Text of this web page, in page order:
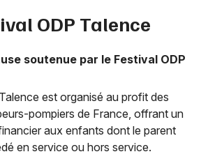
ODP Talence
soutenue par le Festival ODP
est organisé au profit des
pompiers de France, offrant un
aux enfants dont le parent
en service ou hors service.